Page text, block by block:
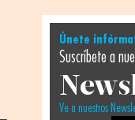
Únete
Suscríbete a
Ve a nuestros